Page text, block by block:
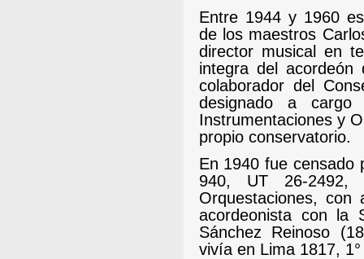
Entre 1944 y 1960
de los maestros
director musical en
integra del acordeón
colaborador del
designado a cargo
Instrumentaciones y
propio conservatorio.
En 1940 fue censado
940, UT 26-2492,
Orquestaciones,
acordeonista con la
Sánchez Reinoso
vivía en Lima 1817,